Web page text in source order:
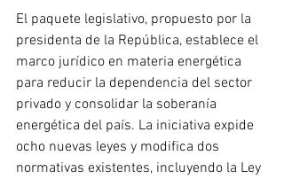
El paquete legislativo, propuesto por la
presidenta de la República, establece el
marco jurídico en materia energética
para reducir la dependencia del sector
privado y consolidar la soberanía
energética del país. La iniciativa expide
ocho nuevas leyes y modifica dos
normativas existentes, incluyendo la Ley